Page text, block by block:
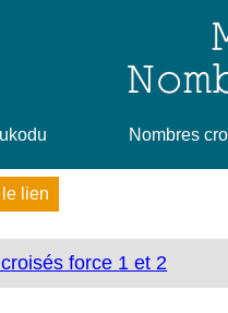
Nombres
lien
force 1 et 2